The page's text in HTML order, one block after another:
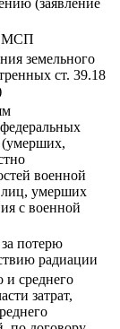
(заявление
МСП
земельного
ст. 39.18
(умерших,
военной
лиц, умерших
с военной
потерю
радиации
и среднего
затрат,